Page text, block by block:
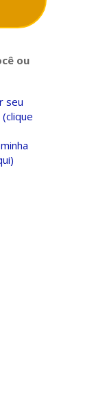
ou
seu